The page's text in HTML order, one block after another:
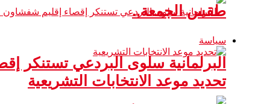
البرلمانية سلوى البردعي تستنكر
طقس الجمعة..
سياسة
تحديد موعد الانتخابات التشريعية